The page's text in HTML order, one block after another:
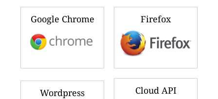
Google Chrome Firefox
Wordpress Cloud API